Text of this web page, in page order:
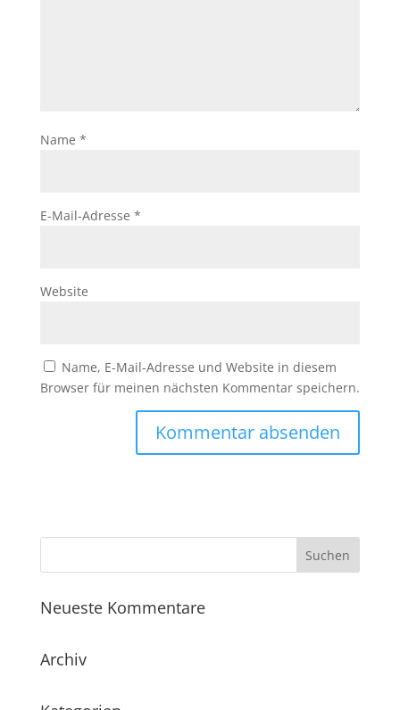
Name *
E-Mail-Adresse *
Website
Name, E-Mail-Adresse und Website in diesem
Browser für meinen nächsten Kommentar speichern.
Neueste Kommentare
Archiv